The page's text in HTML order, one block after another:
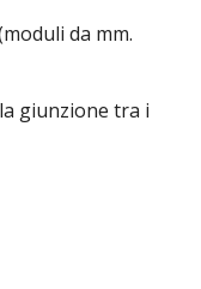
da mm.
giunzione tra i